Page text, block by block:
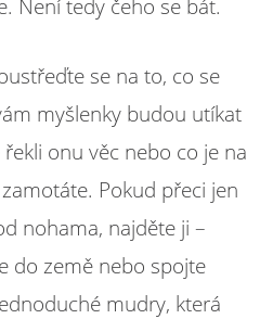
Není tedy čeho se bát.
se na to, co se
myšlenky budou utíkat
onu věc nebo co je na
Pokud přeci jen
nohama, najděte ji –
do země nebo spojte
mudry, která